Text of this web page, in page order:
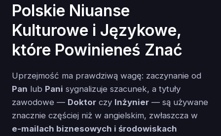
Polskie Niuanse
Kulturowe i Językowe,
które Powinieneś Znać
Uprzejmość ma prawdziwą wagę: zaczynanie od
Pan lub Pani sygnalizuje szacunek, a tytuły
zawodowe — Doktor czy Inżynier — są używane
znacznie częściej niż w angielskim, zwłaszcza w
e-mailach biznesowych i środowiskach